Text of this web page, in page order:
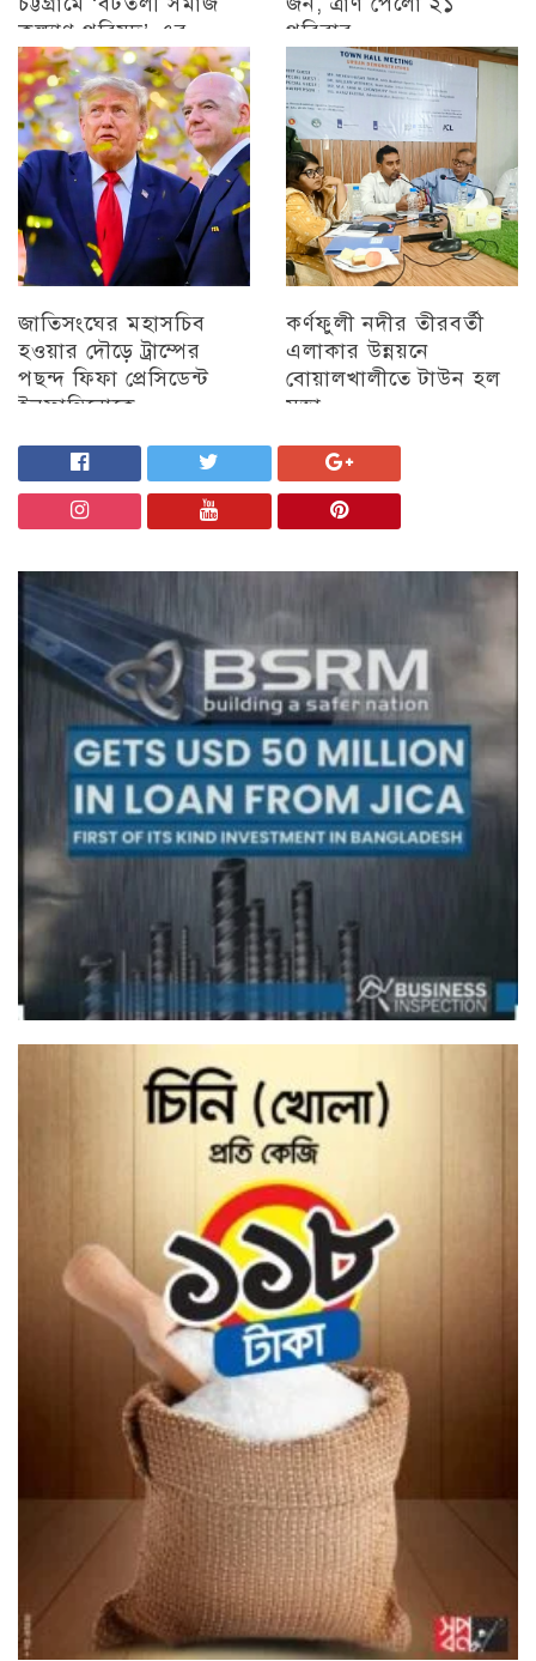
কল্যাণ পরিষদ’-এর
মতবিনিময় সভা অনুষ্ঠিত
চট্টগ্রাম
পরিবার
চট্টগ্রাম
জাতিসংঘের মহাসচিব
হওয়ার দৌড়ে ট্রাম্পের
পছন্দ ফিফা প্রেসিডেন্ট
ইনফান্তিনোকে
চট্টগ্রাম
কর্ণফুলী নদীর তীরবর্তী
এলাকার উন্নয়নে
বোয়ালখালীতে টাউন হল
সভা
চট্টগ্রাম